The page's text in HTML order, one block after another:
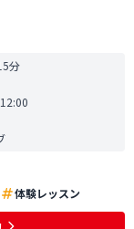
分
体験レッスン